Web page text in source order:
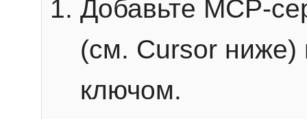
Добавьте MCP-
(см. Cursor ниже)
ключом.